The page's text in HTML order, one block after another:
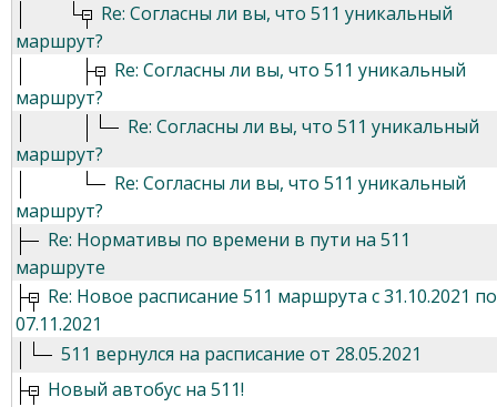
Re: Согласны ли вы, что 511 уникальный
маршрут?
Re: Согласны ли вы, что 511 уникальный
маршрут?
Re: Согласны ли вы, что 511 уникальный
маршрут?
Re: Согласны ли вы, что 511 уникальный
маршрут?
Re: Нормативы по времени в пути на 511
маршруте
Re: Новое расписание 511 маршрута с 31.10.2021 по
07.11.2021
511 вернулся на расписание от 28.05.2021
Новый автобус на 511!